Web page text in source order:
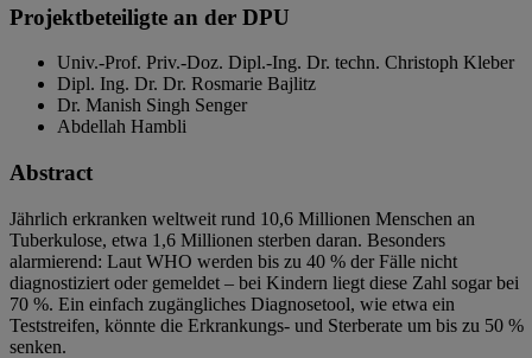
Projektbeteiligte an der DPU
Univ.-Prof. Priv.-Doz. Dipl.-Ing. Dr. techn. Christoph Kleber
Dipl. Ing. Dr. Dr. Rosmarie Bajlitz
Dr. Manish Singh Senger
Abdellah Hambli
Abstract
Jährlich erkranken weltweit rund 10,6 Millionen Menschen an
Tuberkulose, etwa 1,6 Millionen sterben daran. Besonders
alarmierend: Laut WHO werden bis zu 40 % der Fälle nicht
diagnostiziert oder gemeldet – bei Kindern liegt diese Zahl sogar bei
70 %. Ein einfach zugängliches Diagnosetool, wie etwa ein
Teststreifen, könnte die Erkrankungs- und Sterberate um bis zu 50 %
senken.